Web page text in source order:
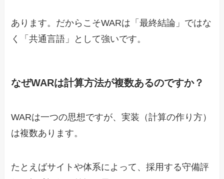
あります。だからこそWARは「最終結論」ではな
く「共通言語」として強いです。
なぜWARは計算方法が複数あるのですか？
WARは一つの思想ですが、実装（計算の作り方）
は複数あります。
たとえばサイトや体系によって、採用する守備評